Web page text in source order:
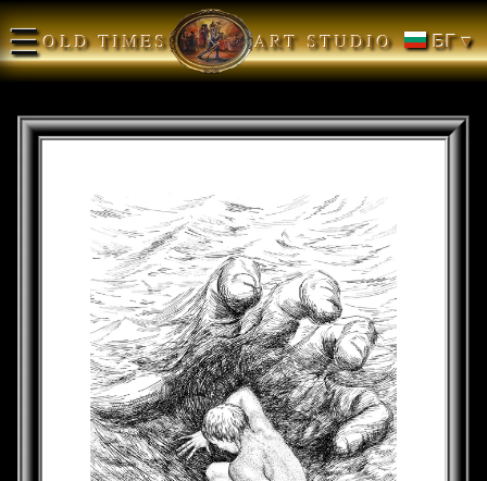
☰OLD TIMES ART STUDIO БГ ▾